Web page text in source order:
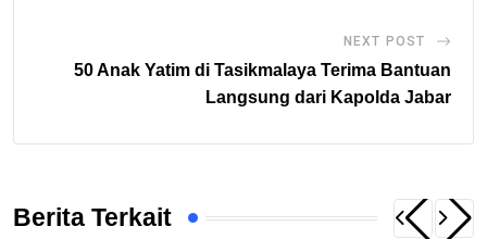
NEXT POST
50 Anak Yatim di Tasikmalaya Terima Bantuan
Langsung dari Kapolda Jabar
Berita Terkait